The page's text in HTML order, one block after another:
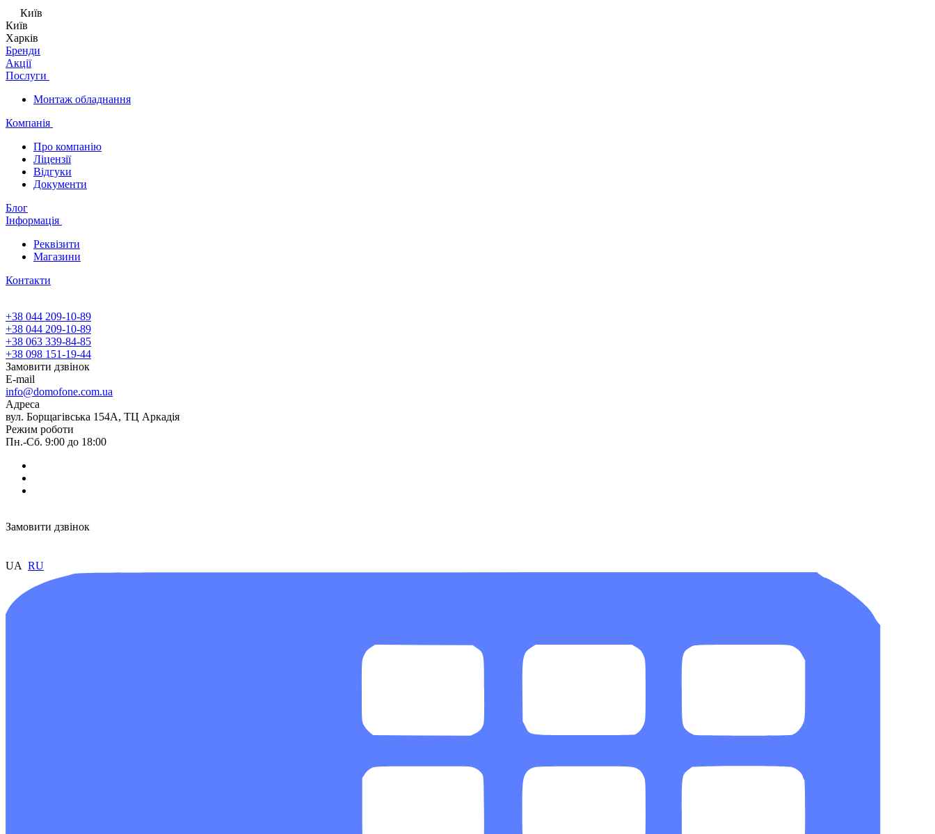
Київ
Київ
Харків
Бренди
Акції
Послуги
Монтаж обладнання
Компанія
Про компанію
Ліцензії
Відгуки
Документи
Блог
Інформація
Реквізити
Магазини
Контакти
+38 044 209-10-89
+38 044 209-10-89
+38 063 339-84-85
+38 098 151-19-44
Замовити дзвінок
E-mail
info@domofone.com.ua
Адреса
вул. Борщагівська 154А, ТЦ Аркадія
Режим роботи
Пн.-Сб. 9:00 до 18:00
Замовити дзвінок
UA RU